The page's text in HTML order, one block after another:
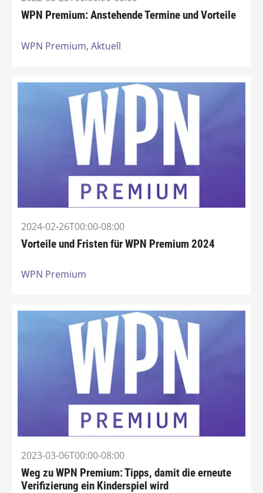
WPN Premium: Anstehende Termine und Vorteile
WPN Premium, Aktuell
2024-02-26T00:00-08:00
Vorteile und Fristen für WPN Premium 2024
WPN Premium
2023-03-06T00:00-08:00
Weg zu WPN Premium: Tipps, damit die erneute
Verifizierung ein Kinderspiel wird